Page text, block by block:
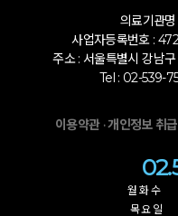
의료기관
사업자등록번호 :
주소 : 서울특별시 강남
Tel : 02-539-
이용약관·개인정보 취
월 화 수
목 요 일